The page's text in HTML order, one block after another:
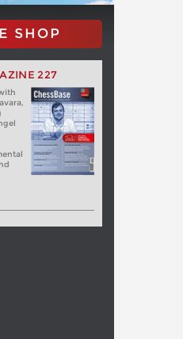
SHOP
227